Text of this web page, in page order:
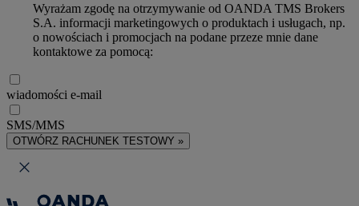
Wyrażam zgodę na otrzymywanie od OANDA TMS Brokers
S.A. informacji marketingowych o produktach i usługach, np.
o nowościach i promocjach na podane przeze mnie dane
kontaktowe za pomocą:
wiadomości e-mail
SMS/MMS
OTWÓRZ RACHUNEK TESTOWY »